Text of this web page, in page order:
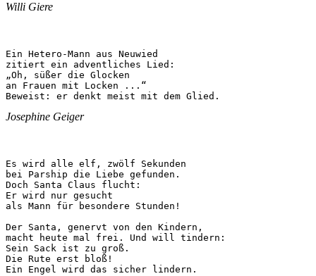
Willi Giere
Ein Hetero-Mann aus Neuwied
zitiert ein adventliches Lied:
„Oh, süßer die Glocken
an Frauen mit Locken ...“
Beweist: er denkt meist mit dem Glied.
Josephine Geiger
Es wird alle elf, zwölf Sekunden
bei Parship die Liebe gefunden.
Doch Santa Claus flucht:
Er wird nur gesucht
als Mann für besondere Stunden!
Der Santa, genervt von den Kindern,
macht heute mal frei. Und will tindern:
Sein Sack ist zu groß.
Die Rute erst bloß!
Ein Engel wird das sicher lindern.